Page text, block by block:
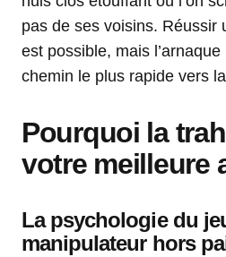
pas de ses voisins. Réussir
est possible, mais
chemin le plus rapide vers
Pourquoi la
votre meilleure
La psychologie du
manipulateur hors